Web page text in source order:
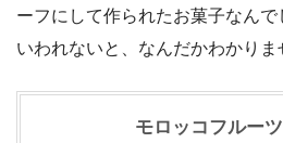
ーフにして作られたお菓子なん
いわれないと、なんだかわかりま
モロッコフルー